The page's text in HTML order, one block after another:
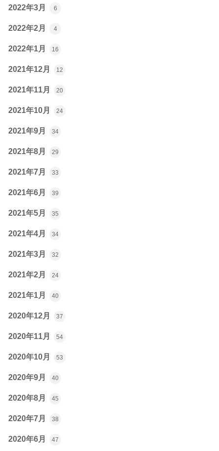
2022年3月 6
2022年2月 4
2022年1月 16
2021年12月 12
2021年11月 20
2021年10月 24
2021年9月 34
2021年8月 29
2021年7月 33
2021年6月 39
2021年5月 35
2021年4月 34
2021年3月 32
2021年2月 24
2021年1月 40
2020年12月 37
2020年11月 54
2020年10月 53
2020年9月 40
2020年8月 45
2020年7月 38
2020年6月 47